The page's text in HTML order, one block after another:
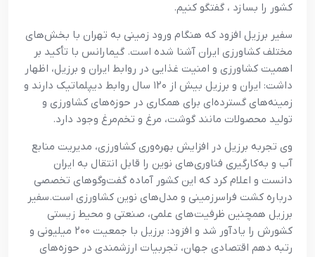
کشور را بسازد ، گفتگو کنیم.
سفیر برزیل افزود که هنگام ورود زمینی به تهران با بخش‌های
مختلف کشاورزی ایران آشنا شده است. گیمارانس با تأکید بر
اهمیت کشاورزی و امنیت غذایی در روابط ایران و برزیل، اظهار
داشت: ایران و برزیل بیش از ۱۲۰ سال روابط دیپلماتیک دارند و
زمینه‌های گسترده‌ای برای همکاری در حوزه‌های کشاورزی و
تولید محصولات مانند گوشت، مرغ و تخم‌مرغ وجود دارد.
وی تجربه برزیل در افزایش بهره‌وری کشاورزی، مدیریت منابع
آب و به‌کارگیری فناوری‌های نوین را قابل انتقال به ایران
دانست و اعلام کرد که این کشور آماده گفت‌وگوهای تخصصی
درباره کشت فراسرزمینی و مدل‌های نوین کشاورزی است.سفیر
برزیل همچنین ظرفیت‌های علمی، صنعتی و محیط زیستی
کشورش را یادآور شد و افزود: برزیل با جمعیت ۲۰۰ میلیونی و
رتبه دهم اقتصادی جهان، تجربیات ارزشمندی در حوزه‌های